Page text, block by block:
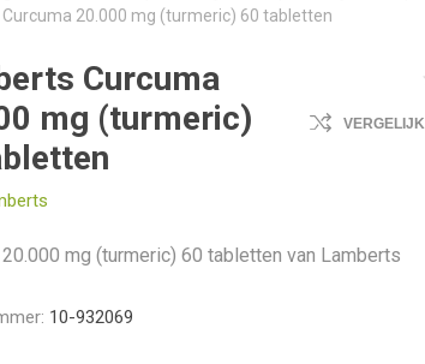
Curcuma 20.000 mg (turmeric) 60 tabletten
Curcuma
mg (turmeric)
20.000 mg (turmeric) 60 tabletten van Lamberts
10-932069